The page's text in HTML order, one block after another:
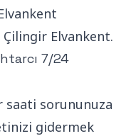
Elvankent.
7/24
saati sorununuza
gidermek